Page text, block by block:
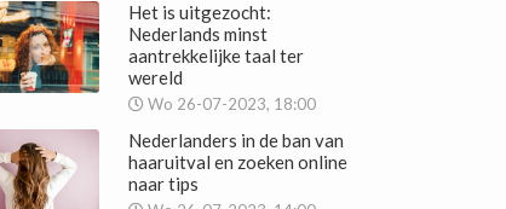
Het is uitgezocht:
Nederlands minst
aantrekkelijke taal ter
wereld
Wo 26-07-2023, 18:00
Nederlanders in de ban van
haaruitval en zoeken online
naar tips